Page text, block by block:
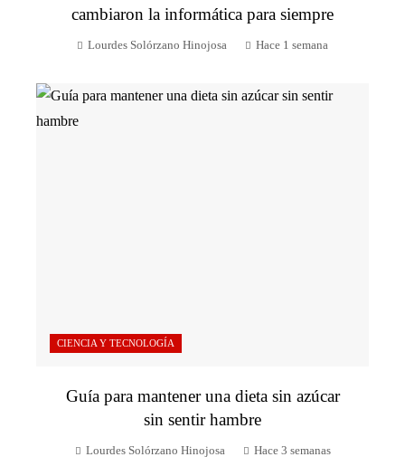
cambiaron la informática para siempre
Lourdes Solórzano Hinojosa Hace 1 semana
CIENCIA Y TECNOLOGÍA
Guía para mantener una dieta sin azúcar
sin sentir hambre
Lourdes Solórzano Hinojosa Hace 3 semanas